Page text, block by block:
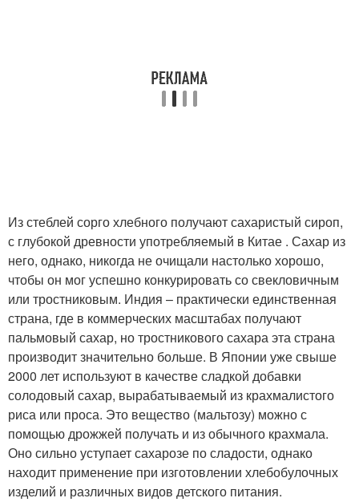
Из стеблей сорго хлебного получают сахаристый сироп,
с глубокой древности употребляемый в Китае . Сахар из
него, однако, никогда не очищали настолько хорошо,
чтобы он мог успешно конкурировать со свекловичным
или тростниковым. Индия – практически единственная
страна, где в коммерческих масштабах получают
пальмовый сахар, но тростникового сахара эта страна
производит значительно больше. В Японии уже свыше
2000 лет используют в качестве сладкой добавки
солодовый сахар, вырабатываемый из крахмалистого
риса или проса. Это вещество (мальтозу) можно с
помощью дрожжей получать и из обычного крахмала.
Оно сильно уступает сахарозе по сладости, однако
находит применение при изготовлении хлебобулочных
изделий и различных видов детского питания.